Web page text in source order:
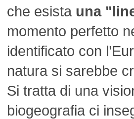
che esista una
momento perfetto
identificato con
natura si sarebbe
Si tratta di una
biogeografia ci